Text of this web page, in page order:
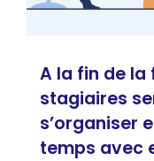
A la fin de
stagiaires
s’organiser
temps avec